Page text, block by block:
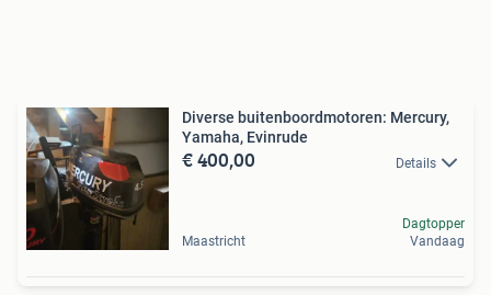
Diverse buitenboordmotoren: Mercury,
Yamaha, Evinrude
€ 400,00 Details
Maastricht
Dagtopper
Vandaag